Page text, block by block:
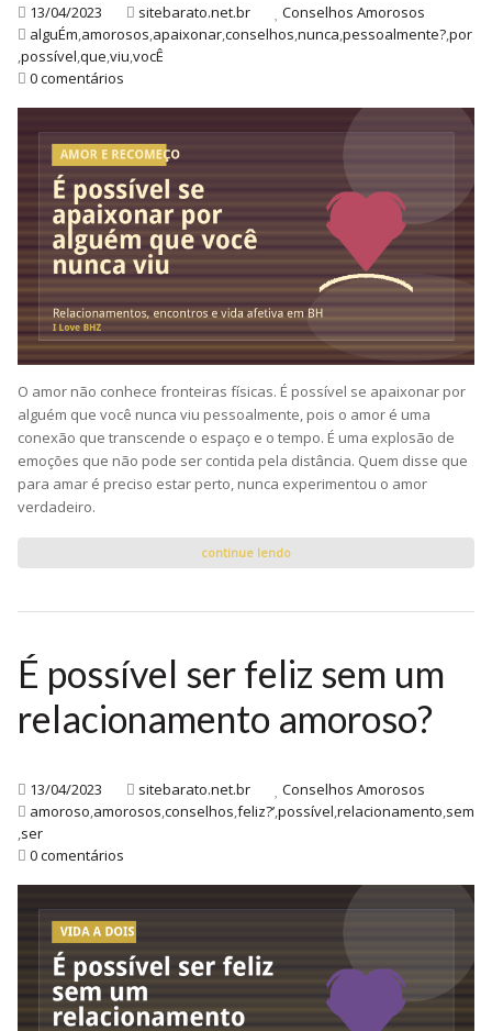
13/04/2023 sitebarato.net.br
Conselhos Amorosos
alguÉm,amorosos,apaixonar,conselhos,nunca,pessoalmente?,por
,possível,que,viu,vocÊ
0 comentários
O amor não conhece fronteiras físicas. É possível se apaixonar por
alguém que você nunca viu pessoalmente, pois o amor é uma
conexão que transcende o espaço e o tempo. É uma explosão de
emoções que não pode ser contida pela distância. Quem disse que
para amar é preciso estar perto, nunca experimentou o amor
verdadeiro.
continue lendo
É possível ser feliz sem um
relacionamento amoroso?
13/04/2023 sitebarato.net.br
Conselhos Amorosos
amoroso,amorosos,conselhos,feliz?’,possível,relacionamento,sem
,ser
0 comentários